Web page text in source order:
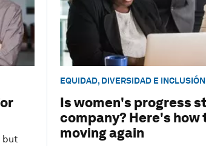
but
EQUIDAD, DIVERSIDAD E INCLUSIÓN
Is women's progress
company? Here's how
moving again